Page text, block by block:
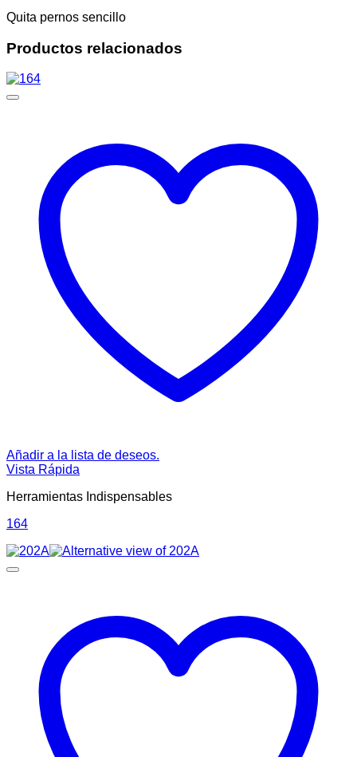
Quita pernos sencillo
Productos relacionados
Añadir a la lista de deseos.
Vista Rápida
Herramientas Indispensables
164